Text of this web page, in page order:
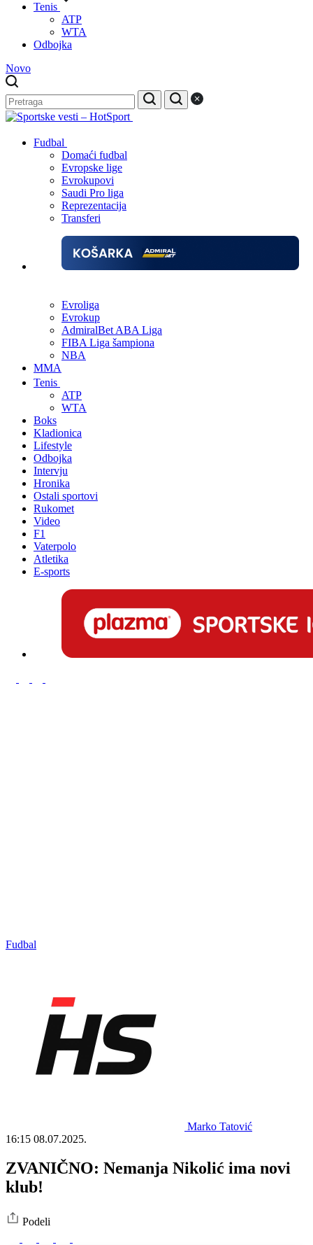
Tenis
ATP
WTA
Odbojka
Novo
Fudbal
Domaći fudbal
Evropske lige
Evrokupovi
Saudi Pro liga
Reprezentacija
Transferi
Evroliga
Evrokup
AdmiralBet ABA Liga
FIBA Liga šampiona
NBA
MMA
Tenis
ATP
WTA
Boks
Kladionica
Lifestyle
Odbojka
Intervju
Hronika
Ostali sportovi
Rukomet
Video
F1
Vaterpolo
Atletika
E-sports
Fudbal
Marko Tatović
16:15 08.07.2025.
ZVANIČNO: Nemanja Nikolić ima novi
klub!
Podeli